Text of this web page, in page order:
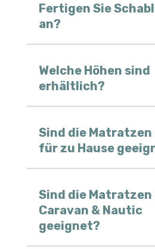
Fertigen Sie
an?
Welche Höhen sind
erhältlich?
Sind die Matratzen
für zu Hause
Sind die
Caravan & Nautic
geeignet?